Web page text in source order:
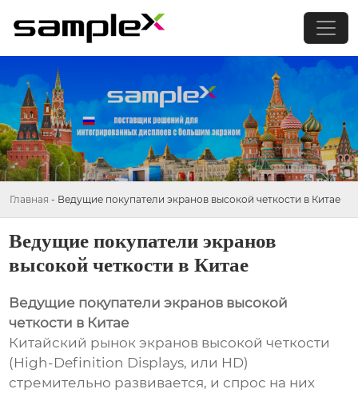
Главная - Ведущие покупатели экранов высокой четкости в Китае
Ведущие покупатели экранов
высокой четкости в Китае
Ведущие покупатели экранов высокой
четкости в Китае
Китайский рынок экранов высокой четкости
(High-Definition Displays, или HD)
стремительно развивается, и спрос на них